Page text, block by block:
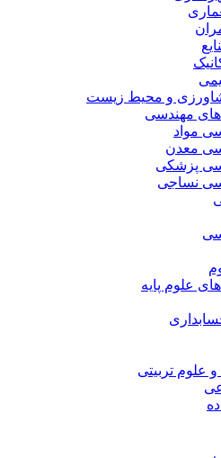
و محیط زیست
مهندسی
پایه
تربیتی